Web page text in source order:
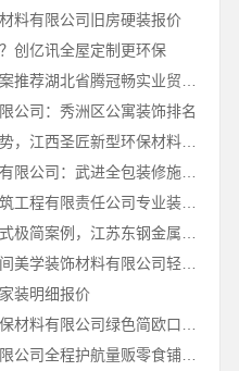
料有限公司旧房硬装报价
创亿讯全屋定制更环保
公司：秀洲区公寓装饰排名
本地专业室内装修优势，江西圣匠新型环保材料有限公司详解
常州宜居佳装饰工程有限公司：武进全包装修施工专业可靠
居安天成（西安）建筑工程有限责任公司专业装修西安平层免费量房
襄阳湖北百年米莱空间美学装饰材料有限公司轻奢风设计装修
装明细报价
河南零百味供应链有限公司全程护航量贩零食铺无忧经营